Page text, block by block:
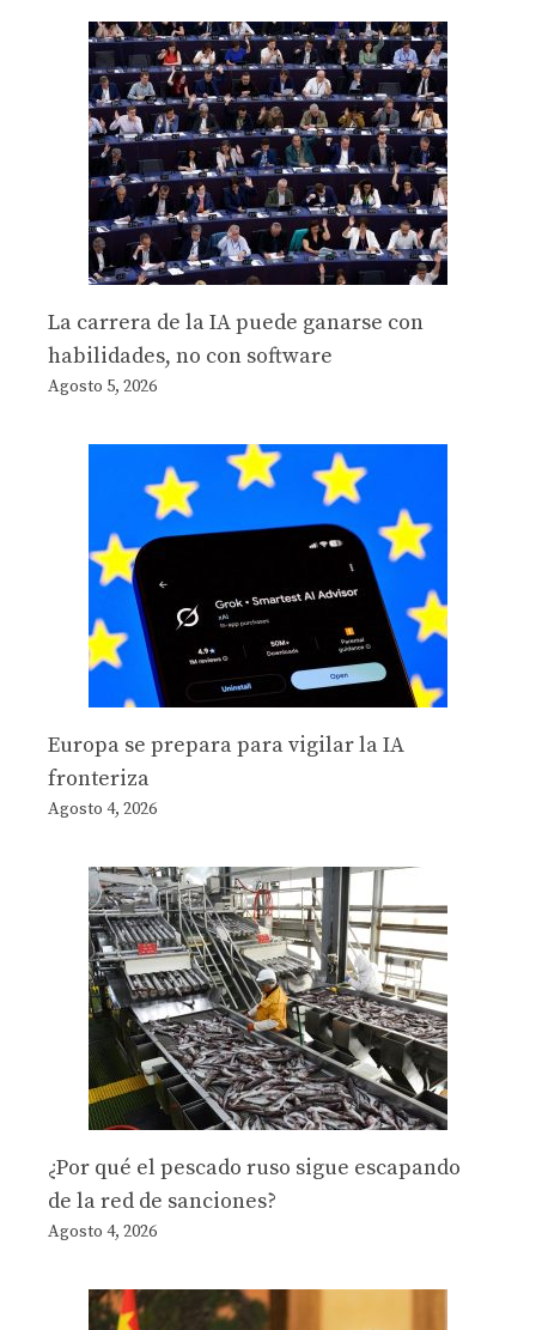
La carrera de la IA puede ganarse con
habilidades, no con software
Agosto 5, 2026
Europa se prepara para vigilar la IA
fronteriza
Agosto 4, 2026
¿Por qué el pescado ruso sigue escapando
de la red de sanciones?
Agosto 4, 2026